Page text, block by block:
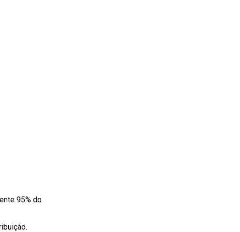
95% do